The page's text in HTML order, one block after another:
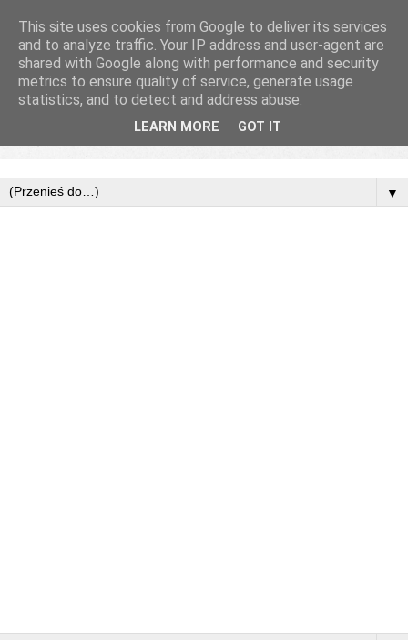
▼
This site uses cookies from Google to deliver its services
and to analyze traffic. Your IP address and user-agent are
shared with Google along with performance and security
metrics to ensure quality of service, generate usage
statistics, and to detect and address abuse.
LEARN MORE GOT IT